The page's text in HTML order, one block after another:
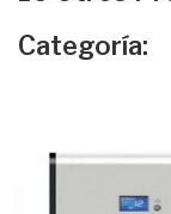
Categoría: